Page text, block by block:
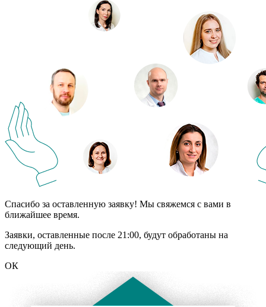
Спасибо за оставленную заявку! Мы свяжемся с вами в
ближайшее время.
Заявки, оставленные после 21:00, будут обработаны на
следующий день.
ОК